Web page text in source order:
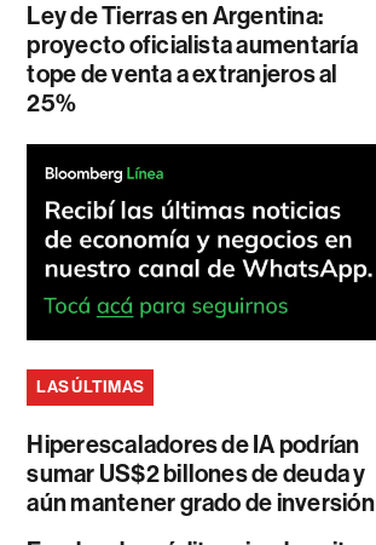
Ley de Tierras en Argentina:
proyecto oficialista aumentaría
tope de venta a extranjeros al
25%
LAS ÚLTIMAS
Hiperescaladores de IA podrían
sumar US$2 billones de deuda y
aún mantener grado de inversión